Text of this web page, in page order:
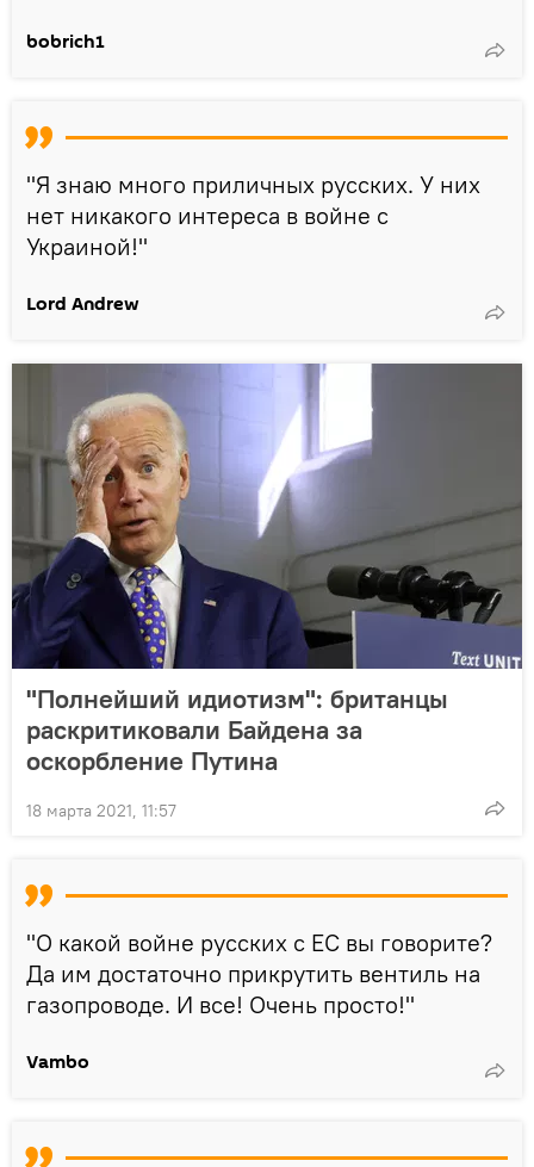
bobrich1
"Я знаю много приличных русских. У них
нет никакого интереса в войне с
Украиной!"
Lord Andrew
"Полнейший идиотизм": британцы
раскритиковали Байдена за
оскорбление Путина
18 марта 2021, 11:57
"О какой войне русских с ЕС вы говорите?
Да им достаточно прикрутить вентиль на
газопроводе. И все! Очень просто!"
Vambo